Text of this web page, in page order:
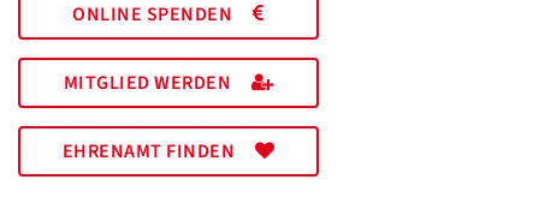
ONLINE SPENDEN
MITGLIED WERDEN
EHRENAMT FINDEN